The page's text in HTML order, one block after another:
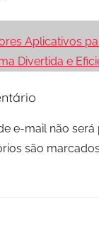
Aplicativos
Divertida e
e-mail não será
são